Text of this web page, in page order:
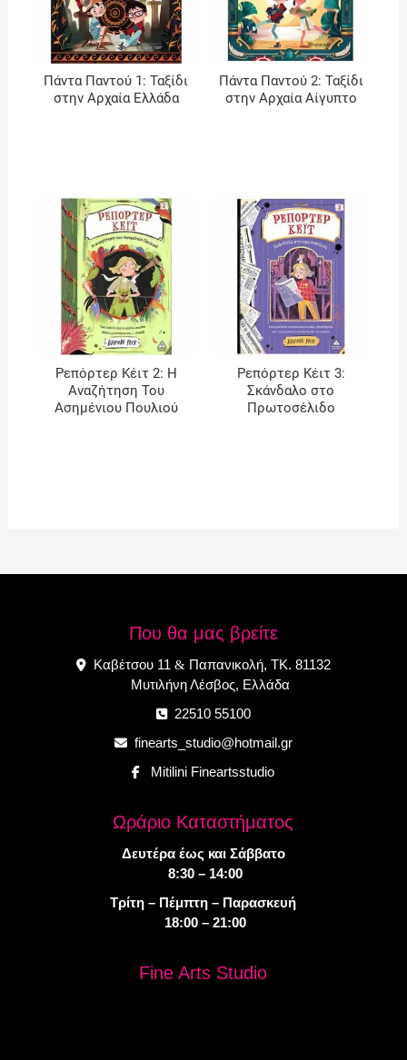
Πάντα Παντού 1: Ταξίδι
στην Αρχαία Ελλάδα
Πάντα Παντού 2: Ταξίδι
στην Αρχαία Αίγυπτο
Ρεπόρτερ Κέιτ 2: Η
Αναζήτηση Του
Ασημένιου Πουλιού
Ρεπόρτερ Κέιτ 3:
Σκάνδαλο στο
Πρωτοσέλιδο
Που θα μας βρείτε
Καβέτσου 11 &Παπανικολή, ΤΚ. 81132
Μυτιλήνη Λέσβος, Ελλάδα
22510 55100
finearts_studio@hotmail.gr
Mitilini Fineartsstudio
Ωράριο Καταστήματος
Δευτέρα έως και Σάββατο
8:30 – 14:00
Τρίτη – Πέμπτη – Παρασκευή
18:00 – 21:00
Fine Arts Studio